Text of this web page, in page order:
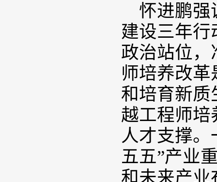
怀进鹏强
建设三年
政治站位，
师培养改
和培育新质
越工程师培
人才支撑
五五”产业
和未来产业